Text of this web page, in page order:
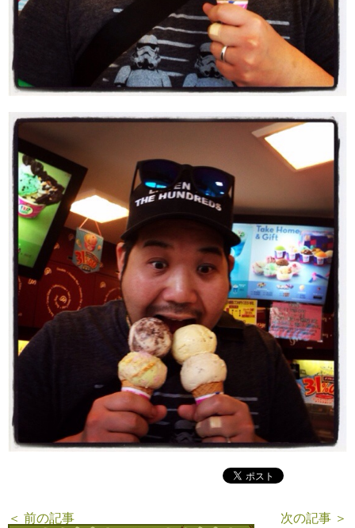
＜ 前の記事 次の記事 ＞